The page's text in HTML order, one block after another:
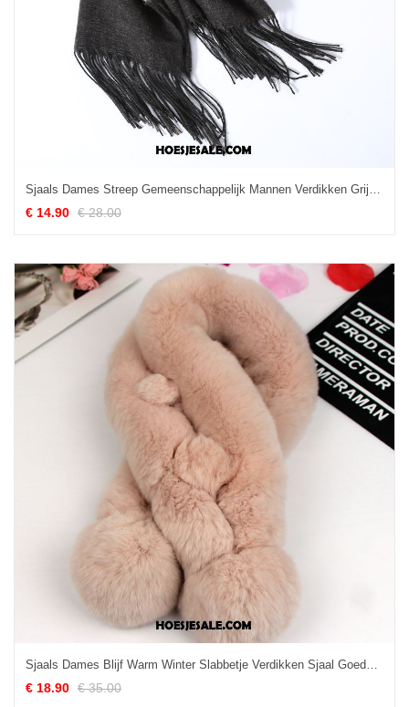
€ 14.90 € 28.00
€ 18.90 € 35.00